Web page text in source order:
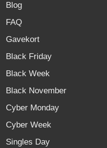
Blog
FAQ
Gavekort
Black Friday
Black Week
Black November
Cyber Monday
Cyber Week
Singles Day